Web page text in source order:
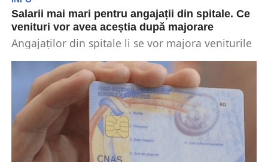
Salarii mai mari pentru angajații din spitale. Ce
venituri vor avea aceștia după majorare
Angajaților din spitale li se vor majora veniturile